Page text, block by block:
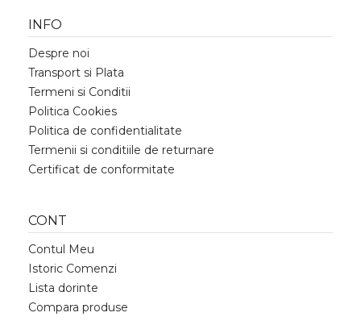
INFO
Despre noi
Transport si Plata
Termeni si Conditii
Politica Cookies
Politica de confidentialitate
Termenii si conditiile de returnare
Certificat de conformitate
CONT
Contul Meu
Istoric Comenzi
Lista dorinte
Compara produse